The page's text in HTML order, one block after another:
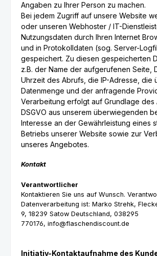
Angaben zu Ihrer Person zu machen.
Bei jedem Zugriff auf unsere Website
oder unseren Webhoster / IT-
Nutzungsdaten durch Ihren Internet
und in Protokolldaten (sog. Server-
gespeichert. Zu diesen gespeicherten
z.B. der Name der aufgerufenen Seite,
Uhrzeit des Abrufs, die IP-Adresse, die
Datenmenge und der anfragende
Verarbeitung erfolgt auf Grundlage des
DSGVO aus unserem überwiegenden
Interesse an der Gewährleistung eines
Betriebs unserer Website sowie zur
unseres Angebotes.
Kontakt
Verantwortlicher
Kontaktieren Sie uns auf Wunsch.
Datenverarbeitung ist: Marko Strehk,
9, 18239 Satow Deutschland, 038295
770176, info@flaschendiscount.de
Initiativ-Kontaktaufnahme des